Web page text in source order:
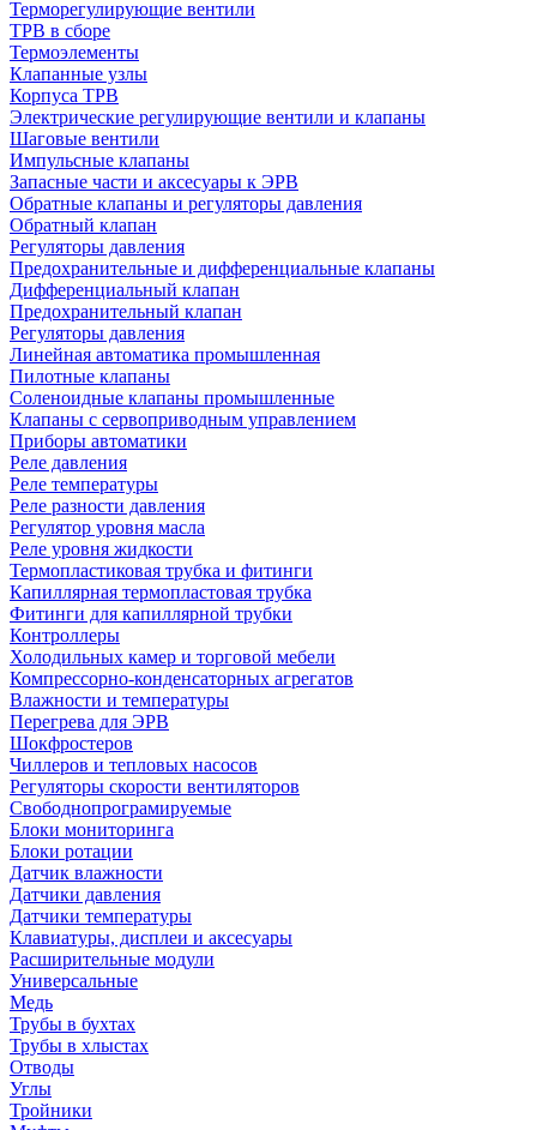
Терморегулирующие вентили
ТРВ в сборе
Термоэлементы
Клапанные узлы
Корпуса ТРВ
Электрические регулирующие вентили и клапаны
Шаговые вентили
Импульсные клапаны
Запасные части и аксесуары к ЭРВ
Обратные клапаны и регуляторы давления
Обратный клапан
Регуляторы давления
Предохранительные и дифференциальные клапаны
Дифференциальный клапан
Предохранительный клапан
Регуляторы давления
Линейная автоматика промышленная
Пилотные клапаны
Соленоидные клапаны промышленные
Клапаны с сервоприводным управлением
Приборы автоматики
Реле давления
Реле температуры
Реле разности давления
Регулятор уровня масла
Реле уровня жидкости
Термопластиковая трубка и фитинги
Капиллярная термопластовая трубка
Фитинги для капиллярной трубки
Контроллеры
Холодильных камер и торговой мебели
Компрессорно-конденсаторных агрегатов
Влажности и температуры
Перегрева для ЭРВ
Шокфростеров
Чиллеров и тепловых насосов
Регуляторы скорости вентиляторов
Свободнопрограмируемые
Блоки мониторинга
Блоки ротации
Датчик влажности
Датчики давления
Датчики температуры
Клавиатуры, дисплеи и аксесуары
Расширительные модули
Универсальные
Медь
Трубы в бухтах
Трубы в хлыстах
Отводы
Углы
Тройники